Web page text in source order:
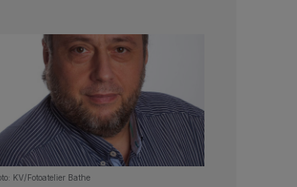
KV/Fotoatelier Bathe